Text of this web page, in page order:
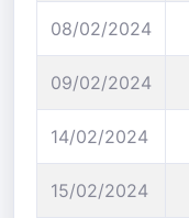
08/02/2024
09/02/2024
14/02/2024
15/02/2024